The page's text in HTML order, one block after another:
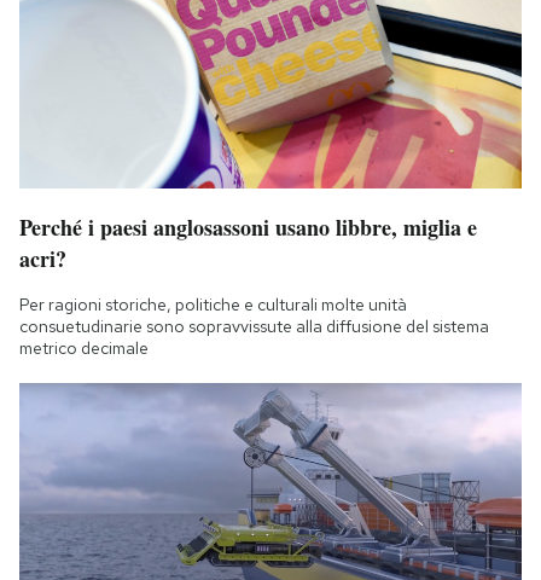
Perché i paesi anglosassoni usano libbre, miglia e
acri?
Per ragioni storiche, politiche e culturali molte unità
consuetudinarie sono sopravvissute alla diffusione del sistema
metrico decimale